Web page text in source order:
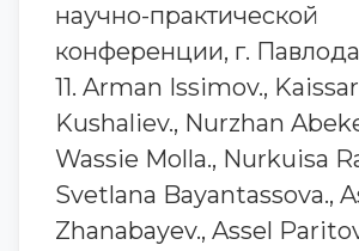
научно-практической
конференции, г.
11. Arman Issimov., Kaissar
Kushaliev., Nurzhan
Wassie Molla., Nurkuisa
Svetlana Bayantassova.,
Zhanabayev., Assel